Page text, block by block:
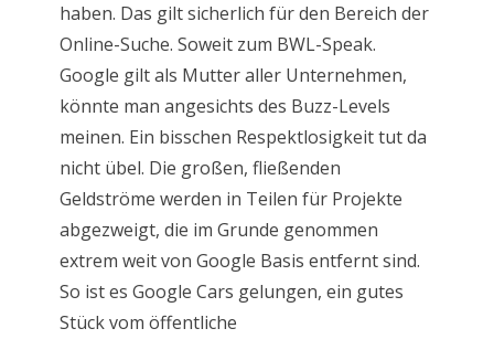
haben. Das gilt sicherlich für den Bereich der
Online-Suche. Soweit zum BWL-Speak.
Google gilt als Mutter aller Unternehmen,
könnte man angesichts des Buzz-Levels
meinen. Ein bisschen Respektlosigkeit tut da
nicht übel. Die großen, fließenden
Geldströme werden in Teilen für Projekte
abgezweigt, die im Grunde genommen
extrem weit von Google Basis entfernt sind.
So ist es Google Cars gelungen, ein gutes
Stück vom öffentliche